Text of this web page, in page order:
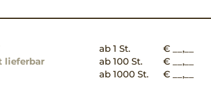
lieferbar
ab 1 St.
€ __,__
ab 100 St.
€ __,__
ab 1000 St.
€ __,__